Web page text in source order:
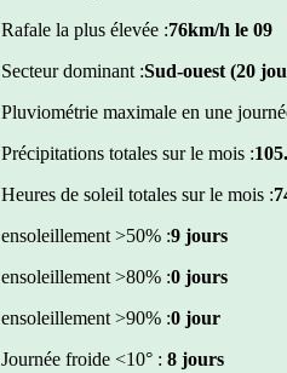
Rafale la plus élevée :76km/h le 09
Secteur dominant :Sud-ouest (20
Pluviométrie maximale en une
Précipitations totales sur le mois :
Heures de soleil totales sur le mois :
ensoleillement >50% :9 jours
ensoleillement >80% :0 jours
ensoleillement >90% :0 jour
Journée froide <10° : 8 jours